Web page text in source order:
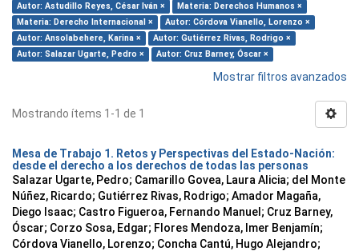
Autor: Astudillo Reyes, César Iván ×
Materia: Derechos Humanos ×
Materia: Derecho Internacional ×
Autor: Córdova Vianello, Lorenzo ×
Autor: Ansolabehere, Karina ×
Autor: Gutiérrez Rivas, Rodrigo ×
Autor: Salazar Ugarte, Pedro ×
Autor: Cruz Barney, Óscar ×
Mostrar filtros avanzados
Mostrando ítems 1-1 de 1
Mesa de Trabajo 1. Retos y Perspectivas del Estado-Nación:
desde el derecho a los derechos de todas las personas
Salazar Ugarte, Pedro; Camarillo Govea, Laura Alicia; del Monte
Núñez, Ricardo; Gutiérrez Rivas, Rodrigo; Amador Magaña,
Diego Isaac; Castro Figueroa, Fernando Manuel ; Cruz Barney,
Óscar; Corzo Sosa, Edgar; Flores Mendoza, Imer Benjamín;
Córdova Vianello, Lorenzo; Concha Cantú, Hugo Alejandro;